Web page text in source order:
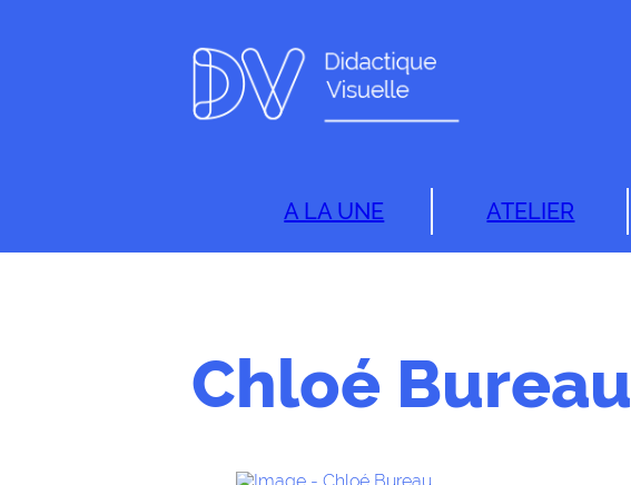
A LA UNE ATELIER
Chloé Bureau